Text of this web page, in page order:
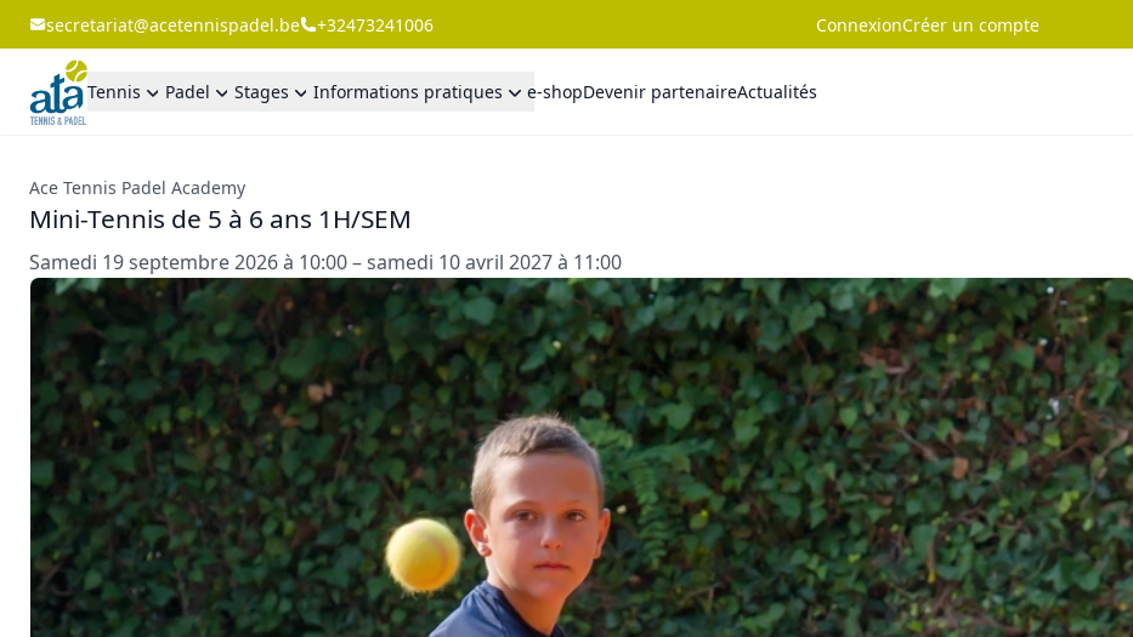
secretariat@acetennispadel.be +32473241006 ConnexionCréer un compte
Tennis Padel Stages Informations pratiques e-shopDevenir partenaireActualités
Ace Tennis Padel Academy
Mini-Tennis de 5 à 6 ans 1H/SEM
Samedi 19 septembre 2026 à 10:00 – samedi 10 avril 2027 à 11:00